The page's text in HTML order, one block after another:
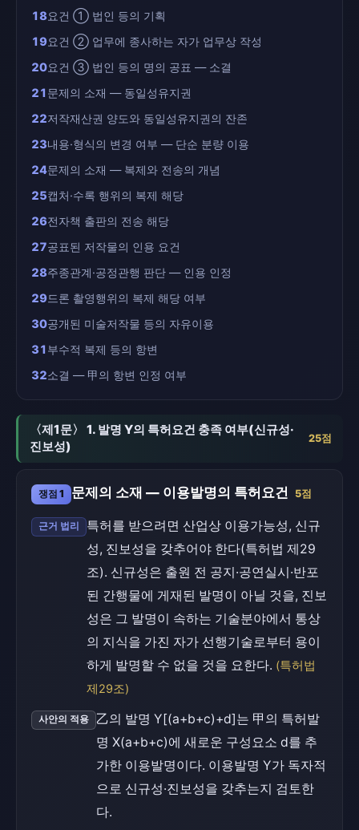
18요건 ① 법인 등의 기획
19요건 ② 업무에 종사하는 자가 업무상 작성
20요건 ③ 법인 등의 명의 공표 — 소결
21문제의 소재 — 동일성유지권
22저작재산권 양도와 동일성유지권의 잔존
23내용·형식의 변경 여부 — 단순 분량 이용
24문제의 소재 — 복제와 전송의 개념
25캡처·수록 행위의 복제 해당
26전자책 출판의 전송 해당
27공표된 저작물의 인용 요건
28주종관계·공정관행 판단 — 인용 인정
29드론 촬영행위의 복제 해당 여부
30공개된 미술저작물 등의 자유이용
31부수적 복제 등의 항변
32소결 — 甲의 항변 인정 여부
〈제1문〉 1. 발명 Y의 특허요건 충족 여부(신규성·
진보성)
25점
쟁점 1 문제의 소재 — 이용발명의 특허요건 5점
근거 법리
특허를 받으려면 산업상 이용가능성, 신규
성, 진보성을 갖추어야 한다(특허법 제29
조). 신규성은 출원 전 공지·공연실시·반포
된 간행물에 게재된 발명이 아닐 것을, 진보
성은 그 발명이 속하는 기술분야에서 통상
의 지식을 가진 자가 선행기술로부터 용이
하게 발명할 수 없을 것을 요한다. (특허법
제29조)
사안의 적용
乙의 발명 Y[(a+b+c)+d]는 甲의 특허발
명 X(a+b+c)에 새로운 구성요소 d를 추
가한 이용발명이다. 이용발명 Y가 독자적
으로 신규성·진보성을 갖추는지 검토한
다.